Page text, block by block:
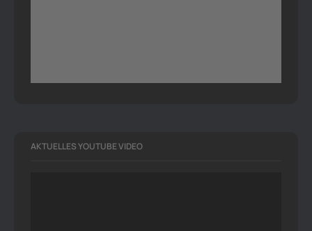
AKTUELLES YOUTUBE VIDEO